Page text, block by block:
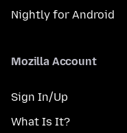
Nightly for Android
Mozilla Account
Sign In/Up
What Is It?